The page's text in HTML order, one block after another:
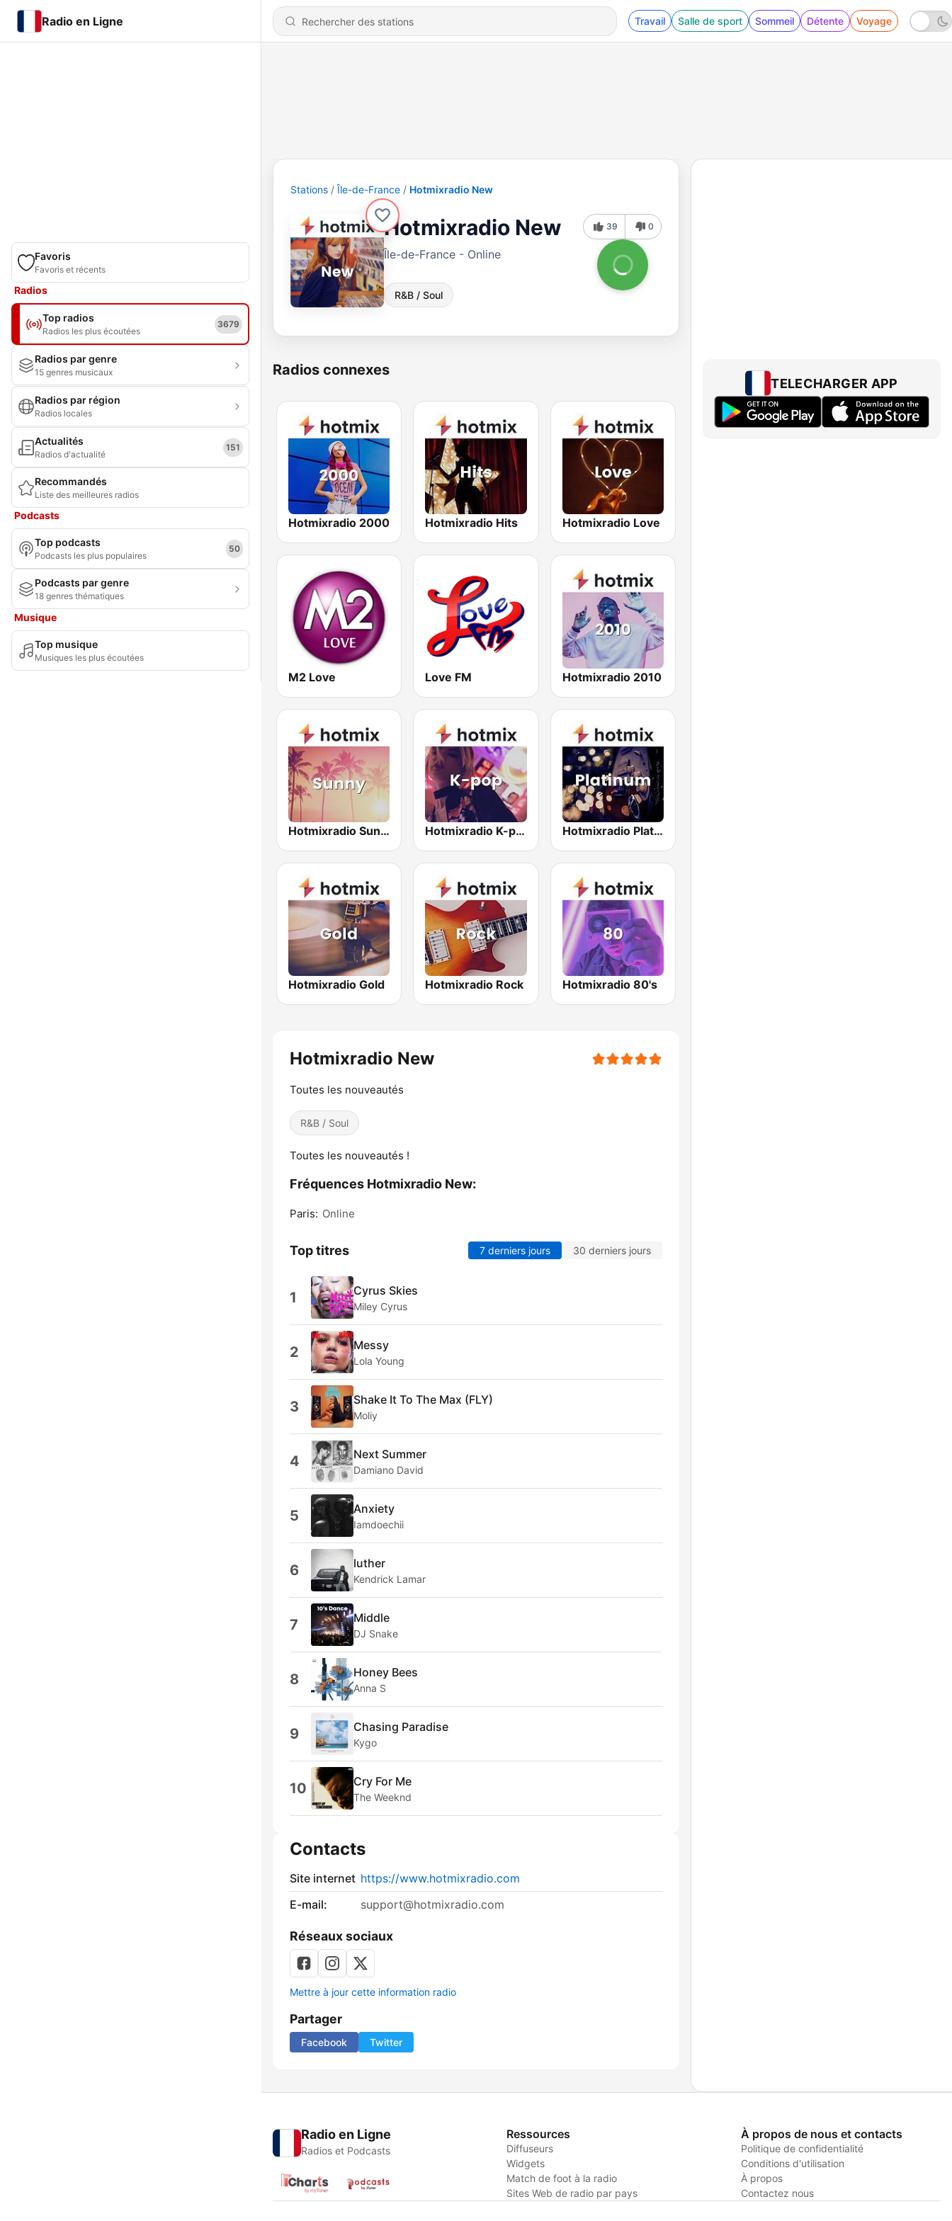
Radio en Ligne Travail Salle de sport Sommeil Détente Voyage
Favoris
Favoris et récents
Radios
Top radios
Radios les plus écoutées
3679
Radios par genre
15 genres musicaux
Radios par région
Radios locales
Actualités
Radios d'actualité
151
Recommandés
Liste des meilleures radios
Podcasts
Top podcasts
Podcasts les plus populaires
50
Podcasts par genre
18 genres thématiques
Musique
Top musique
Musiques les plus écoutées
Stations Île-de-France Hotmixradio New
Hotmixradio New
Île-de-France - Online
R&B / Soul
39 0
Radios connexes
Hotmixradio 2000 Hotmixradio Hits Hotmixradio Love
M2 Love Love FM Hotmixradio 2010
Hotmixradio Sunny Hotmixradio K-pop Hotmixradio Platinum
Hotmixradio Gold Hotmixradio Rock Hotmixradio 80's
Hotmixradio New
Toutes les nouveautés
R&B / Soul
Toutes les nouveautés !
Fréquences Hotmixradio New:
Paris: Online
Top titres 7 derniers jours 30 derniers jours
1 Cyrus Skies
Miley Cyrus
2 Messy
Lola Young
3 Shake It To The Max (FLY)
Moliy
4 Next Summer
Damiano David
5 Anxiety
Iamdoechii
6 luther
Kendrick Lamar
7 Middle
DJ Snake
8 Honey Bees
Anna S
9 Chasing Paradise
Kygo
10 Cry For Me
The Weeknd
Contacts
Site internet https://www.hotmixradio.com
E-mail:
support@hotmixradio.com
Réseaux sociaux
Mettre à jour cette information radio
Partager
Facebook Twitter
TELECHARGER APP
Radio en Ligne
Radios et Podcasts
Ressources
Diffuseurs
Widgets
Match de foot à la radio
Sites Web de radio par pays
À propos de nous et contacts
Politique de confidentialité
Conditions d'utilisation
À propos
Contactez nous